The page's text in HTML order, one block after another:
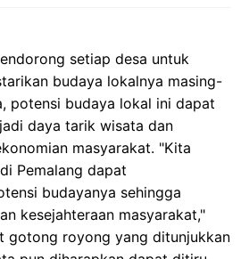
setiap desa untuk
budaya lokalnya masing-
potensi budaya lokal ini dapat
daya tarik wisata dan
masyarakat. "Kita
Pemalang dapat
budayanya sehingga
kesejahteraan masyarakat,"
gotong royong yang ditunjukkan